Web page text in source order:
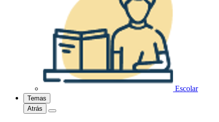
Escolar
Temas
Atrás